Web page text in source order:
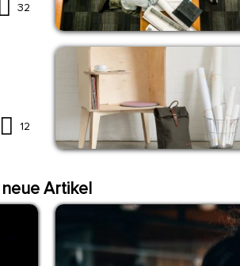
32
12
neue Artikel